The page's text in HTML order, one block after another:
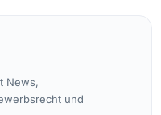
News,
und